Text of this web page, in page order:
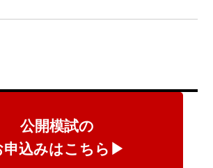
公開模試の
申込みはこちら▶